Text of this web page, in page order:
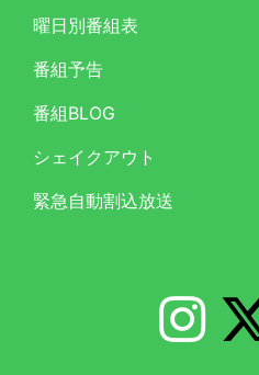
曜日別番組表
番組予告
番組BLOG
シェイクアウト
緊急自動割込放送